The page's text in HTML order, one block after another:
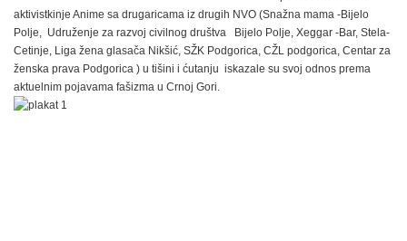
aktivistkinje Anime sa drugaricama iz drugih NVO (Snažna mama -Bijelo
Polje, Udruženje za razvoj civilnog društva Bijelo Polje, Xeggar -Bar, Stela-
Cetinje, Liga žena glasača Nikšić, SŽK Podgorica, CŽL podgorica, Centar za
ženska prava Podgorica ) u tišini i ćutanju iskazale su svoj odnos prema
aktuelnim pojavama fašizma u Crnoj Gori.